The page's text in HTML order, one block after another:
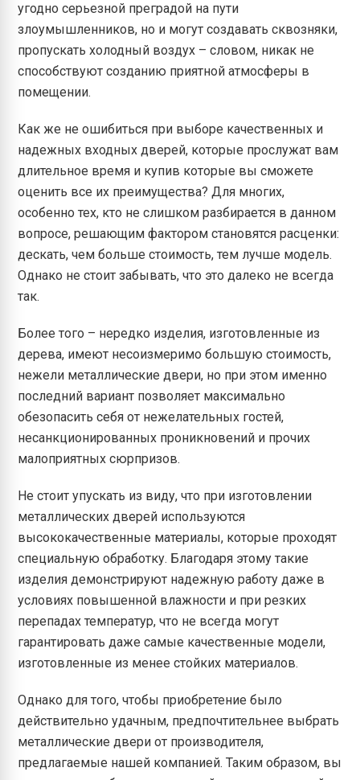
угодно серьезной преградой на пути
злоумышленников, но и могут создавать сквозняки,
пропускать холодный воздух – словом, никак не
способствуют созданию приятной атмосферы в
помещении.
Как же не ошибиться при выборе качественных и
надежных входных дверей, которые прослужат вам
длительное время и купив которые вы сможете
оценить все их преимущества? Для многих,
особенно тех, кто не слишком разбирается в данном
вопросе, решающим фактором становятся расценки:
дескать, чем больше стоимость, тем лучше модель.
Однако не стоит забывать, что это далеко не всегда
так.
Более того – нередко изделия, изготовленные из
дерева, имеют несоизмеримо большую стоимость,
нежели металлические двери, но при этом именно
последний вариант позволяет максимально
обезопасить себя от нежелательных гостей,
несанкционированных проникновений и прочих
малоприятных сюрпризов.
Не стоит упускать из виду, что при изготовлении
металлических дверей используются
высококачественные материалы, которые проходят
специальную обработку. Благодаря этому такие
изделия демонстрируют надежную работу даже в
условиях повышенной влажности и при резких
перепадах температур, что не всегда могут
гарантировать даже самые качественные модели,
изготовленные из менее стойких материалов.
Однако для того, чтобы приобретение было
действительно удачным, предпочтительнее выбрать
металлические двери от производителя,
предлагаемые нашей компанией. Таким образом, вы